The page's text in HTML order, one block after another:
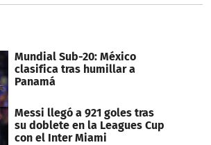
Mundial Sub-20: México
clasifica tras humillar a
Panamá
Messi llegó a 921 goles tras
su doblete en la Leagues Cup
con el Inter Miami